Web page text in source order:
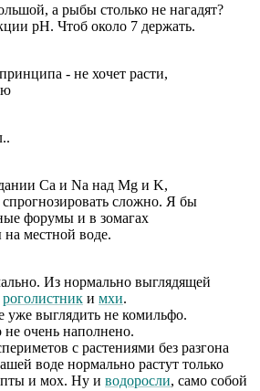
а рыбы столько не нагадят?
рН. Чтоб около 7 держать.
- не хочет расти,
Са и Na над Mg и K,
спрогнозировать сложно. Я бы
форумы и в зомагах
на местной воде.
Из нормально выглядящей
роголистник и мхи.
уже выглядить не комильфо.
очень наполнено.
с растениями без разгона
воде нормально растут только
и мох. Ну и водоросли, само собой